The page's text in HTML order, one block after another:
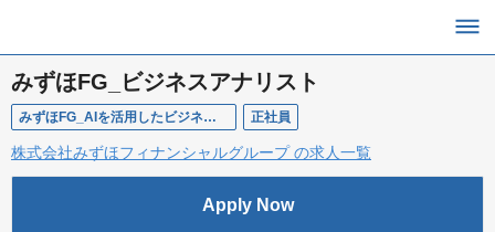
みずほFG_ビジネスアナリスト
みずほFG_AIを活用したビジネス/プロセス変革を企画・推進するビジネスアナリスト 正社員
株式会社みずほフィナンシャルグループ の求人一覧
Apply Now